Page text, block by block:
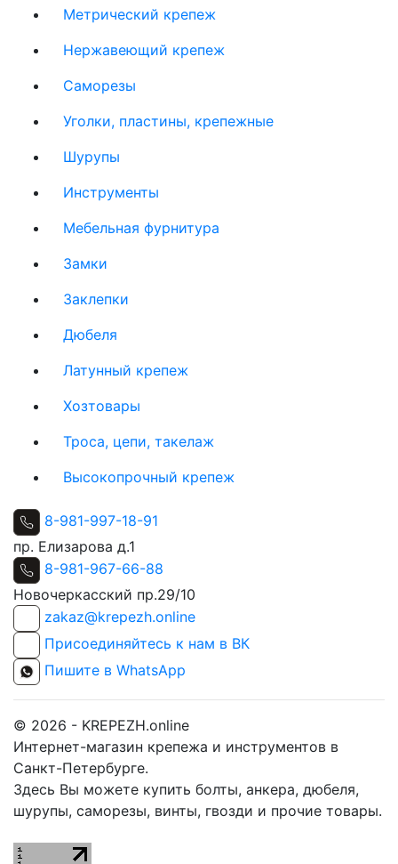
Метрический крепеж
Нержавеющий крепеж
Саморезы
Уголки, пластины, крепежные
Шурупы
Инструменты
Мебельная фурнитура
Замки
Заклепки
Дюбеля
Латунный крепеж
Хозтовары
Троса, цепи, такелаж
Высокопрочный крепеж
8-981-997-18-91
пр. Елизарова д.1
8-981-967-66-88
Новочеркасский пр.29/10
zakaz@krepezh.online
Присоединяйтесь к нам в ВК
Пишите в WhatsApp
© 2026 - KREPEZH.online
Интернет-магазин крепежа и инструментов в
Санкт-Петербурге.
Здесь Вы можете купить болты, анкера, дюбеля,
шурупы, саморезы, винты, гвозди и прочие товары.